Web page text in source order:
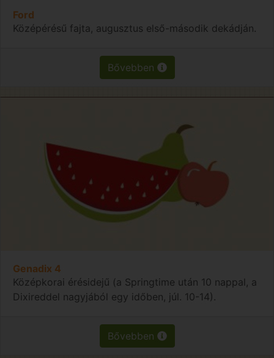
Ford
Középérésű fajta, augusztus első-második dekádján.
Bővebben
Genadix 4
Középkorai érésidejű (a Springtime után 10 nappal, a
Dixireddel nagyjából egy időben, júl. 10-14).
Bővebben